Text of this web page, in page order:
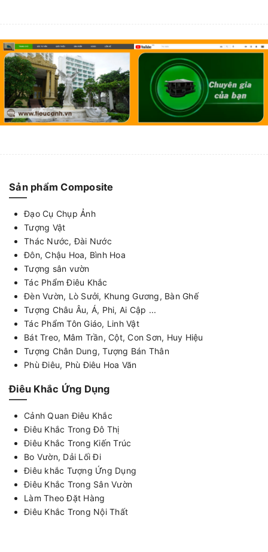
Sản phẩm Composite
Đạo Cụ Chụp Ảnh
Tượng Vật
Thác Nước, Đài Nước
Đôn, Chậu Hoa, Bình Hoa
Tượng sân vườn
Tác Phẩm Điêu Khắc
Đèn Vườn, Lò Sưởi, Khung Gương, Bàn Ghế
Tượng Châu Âu, Á, Phi, Ai Cập ...
Tác Phẩm Tôn Giáo, Linh Vật
Bát Treo, Mâm Trần, Cột, Con Sơn, Huy Hiệu
Tượng Chân Dung, Tượng Bán Thân
Phù Điêu, Phù Điêu Hoa Văn
Điêu Khắc Ứng Dụng
Cảnh Quan Điêu Khắc
Điêu Khắc Trong Đô Thị
Điêu Khắc Trong Kiến Trúc
Bo Vườn, Dải Lối Đi
Điêu khắc Tượng Ứng Dụng
Điêu Khắc Trong Sân Vườn
Làm Theo Đặt Hàng
Điêu Khắc Trong Nội Thất